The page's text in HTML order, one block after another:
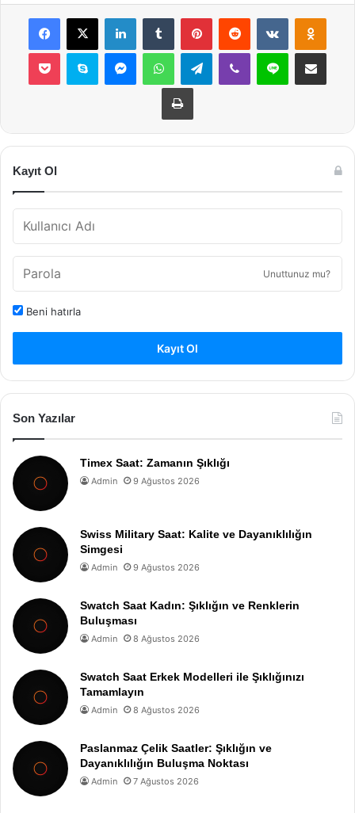
Facebook
X LinkedInTumblr PinterestReddit VKontakte
Pocket Skype MessengerWhatsAppTelegramViber Line E-Posta ile
Yazdır
Kayıt Ol
Unuttunuz mu?
Beni hatırla
Kayıt Ol
Son Yazılar
Timex Saat: Zamanın Şıklığı
Admin 9 Ağustos 2026
Swiss Military Saat: Kalite ve Dayanıklılığın
Simgesi
Admin 9 Ağustos 2026
Swatch Saat Kadın: Şıklığın ve Renklerin
Buluşması
Admin 8 Ağustos 2026
Swatch Saat Erkek Modelleri ile Şıklığınızı
Tamamlayın
Admin 8 Ağustos 2026
Paslanmaz Çelik Saatler: Şıklığın ve
Dayanıklılığın Buluşma Noktası
Admin 7 Ağustos 2026